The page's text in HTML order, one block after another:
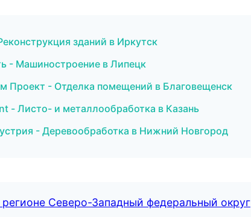
зданий в Иркутск
- Машиностроение в Липецк
Проект - Отделка помещений в Благовещенск
- Листо- и металлообработка в Казань
- Деревообработка в Нижний Новгород
Северо-Западный федеральный округ